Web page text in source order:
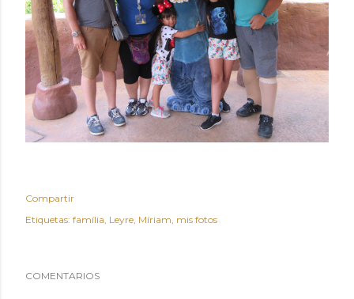
Compartir
Etiquetas: família Leyre Míriam mis fotos
COMENTARIOS